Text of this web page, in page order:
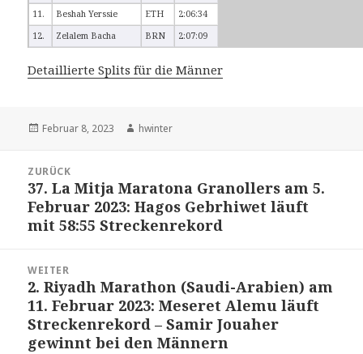
11.
Beshah Yerssie ETH
2:06:34
12.
Zelalem Bacha BRN 2:07:09
Detaillierte Splits für die Männer
Veröffentlicht
Februar 8, 2023 Autor
hwinter
Navigation
ZURÜCK
Vorheriger
Beitrag:
37. La Mitja Maratona Granollers am 5.
Februar 2023: Hagos Gebrhiwet läuft
mit 58:55 Streckenrekord
WEITER
Nächster
Beitrag:
2. Riyadh Marathon (Saudi-Arabien) am
11. Februar 2023: Meseret Alemu läuft
Streckenrekord – Samir Jouaher
gewinnt bei den Männern